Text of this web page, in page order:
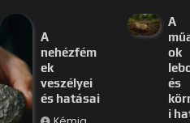
A
nehézfém
ek
veszélyei
és hatásai
A
ok
és
i